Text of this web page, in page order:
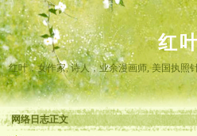
红
红叶，女作家, 诗人，业余漫画师, 美国执照
网络日志正文